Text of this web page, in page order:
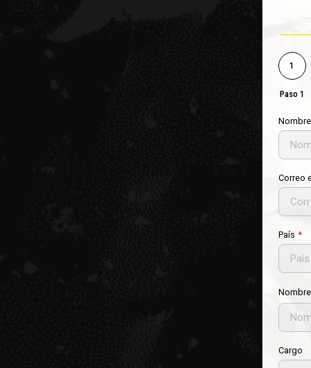
1
Paso 1
Correo
País
Cargo